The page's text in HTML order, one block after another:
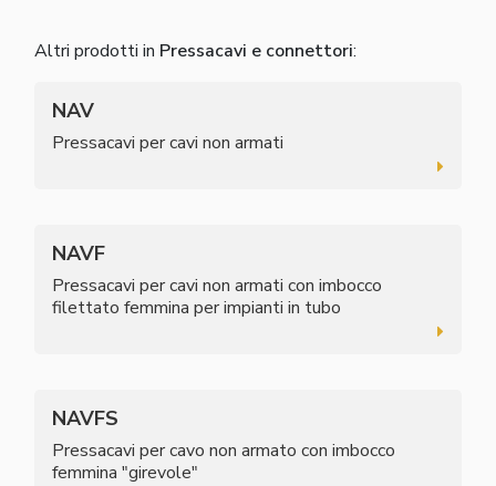
Altri prodotti in Pressacavi e connettori:
NAV
Pressacavi per cavi non armati
NAVF
Pressacavi per cavi non armati con imbocco
filettato femmina per impianti in tubo
NAVFS
Pressacavi per cavo non armato con imbocco
femmina "girevole"